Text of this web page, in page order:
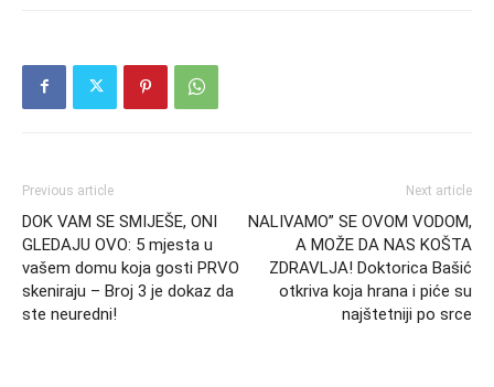
Previous article
DOK VAM SE SMIJEŠE, ONI
GLEDAJU OVO: 5 mjesta u
vašem domu koja gosti PRVO
skeniraju – Broj 3 je dokaz da
ste neuredni!
Next article
NALIVAMO” SE OVOM VODOM,
A MOŽE DA NAS KOŠTA
ZDRAVLJA! Doktorica Bašić
otkriva koja hrana i piće su
najštetniji po srce